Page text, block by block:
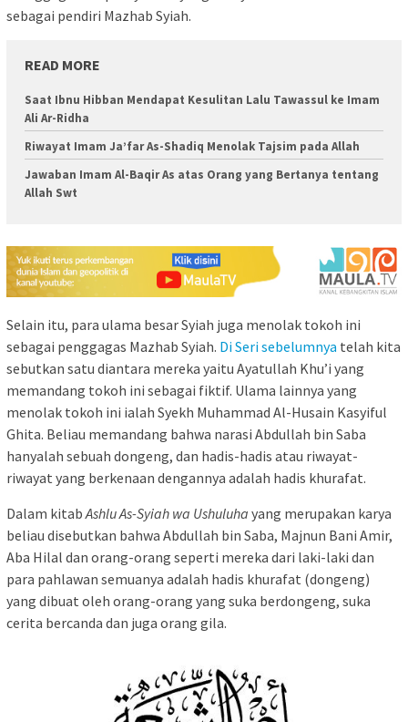
sebagai pendiri Mazhab Syiah.
READ MORE
Saat Ibnu Hibban Mendapat Kesulitan Lalu Tawassul ke Imam
Ali Ar-Ridha
Riwayat Imam Ja’far As-Shadiq Menolak Tajsim pada Allah
Jawaban Imam Al-Baqir As atas Orang yang Bertanya tentang
Allah Swt
Selain itu, para ulama besar Syiah juga menolak tokoh ini
sebagai penggagas Mazhab Syiah. Di Seri sebelumnya telah kita
sebutkan satu diantara mereka yaitu Ayatullah Khu’i yang
memandang tokoh ini sebagai fiktif. Ulama lainnya yang
menolak tokoh ini ialah Syekh Muhammad Al-Husain Kasyiful
Ghita. Beliau memandang bahwa narasi Abdullah bin Saba
hanyalah sebuah dongeng, dan hadis-hadis atau riwayat-
riwayat yang berkenaan dengannya adalah hadis khurafat.
Dalam kitab Ashlu As-Syiah wa Ushuluha yang merupakan karya
beliau disebutkan bahwa Abdullah bin Saba, Majnun Bani Amir,
Aba Hilal dan orang-orang seperti mereka dari laki-laki dan
para pahlawan semuanya adalah hadis khurafat (dongeng)
yang dibuat oleh orang-orang yang suka berdongeng, suka
cerita bercanda dan juga orang gila.